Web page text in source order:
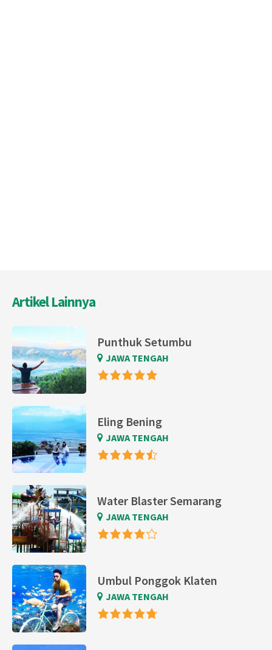
Artikel Lainnya
Punthuk Setumbu
JAWA TENGAH
Eling Bening
JAWA TENGAH
Water Blaster Semarang
JAWA TENGAH
Umbul Ponggok Klaten
JAWA TENGAH